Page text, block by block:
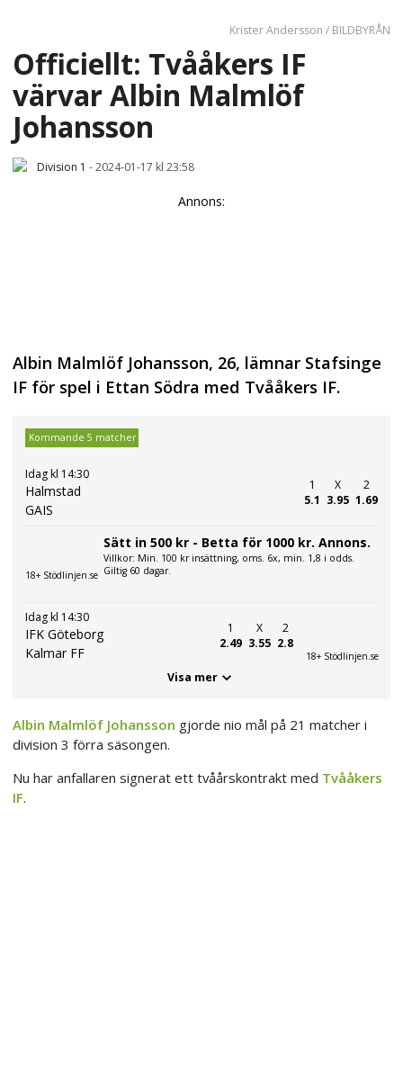
Krister Andersson / BILDBYRÅN
Officiellt: Tvååkers IF
värvar Albin Malmlöf
Johansson
Division 1 -2024-01-17 kl 23:58
Annons:
Albin Malmlöf Johansson, 26, lämnar Stafsinge
IF för spel i Ettan Södra med Tvååkers IF.
Kommande 5 matcher
Idag kl 14:30
Halmstad
GAIS
1
5.1
X
3.95
2
1.69
18+ Stödlinjen.se
Sätt in 500 kr - Betta för 1000 kr. Annons.
Villkor: Min. 100 kr insättning, oms. 6x, min. 1,8 i odds.
Giltig 60 dagar.
Idag kl 14:30
IFK Göteborg
Kalmar FF
1
2.49
X
3.55
2
2.8
18+ Stödlinjen.se
Visa mer
Albin Malmlöf Johansson gjorde nio mål på 21 matcher i
division 3 förra säsongen.
Nu har anfallaren signerat ett tvåårskontrakt med Tvååkers
IF.